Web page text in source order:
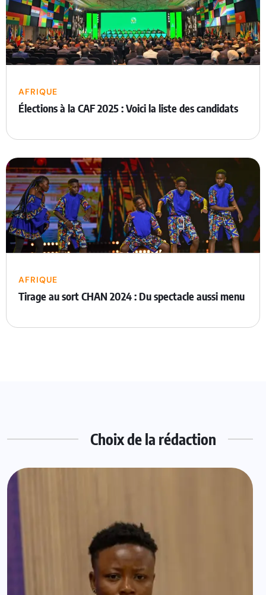
AFRIQUE
Élections à la CAF 2025 : Voici la liste des candidats
AFRIQUE
Tirage au sort CHAN 2024 : Du spectacle aussi menu
Choix de la rédaction